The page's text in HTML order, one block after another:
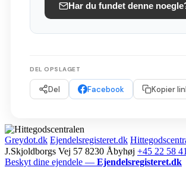
Har du fundet denne
DEL OPSLAGET
Del Facebook Kopier
Greydot.dk Ejendelsregisteret.dk
J.Skjoldborgs Vej 57 8230 Åbyhøj +45 22 58
Beskyt dine ejendele — Ejendelsregisteret.dk